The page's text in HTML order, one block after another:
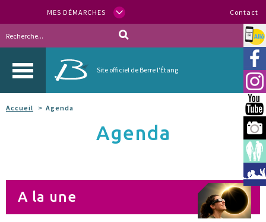
MES DÉMARCHES Contact
Site officiel de Berre l'Étang
Allo
Accueil Agenda
Agenda
A la une